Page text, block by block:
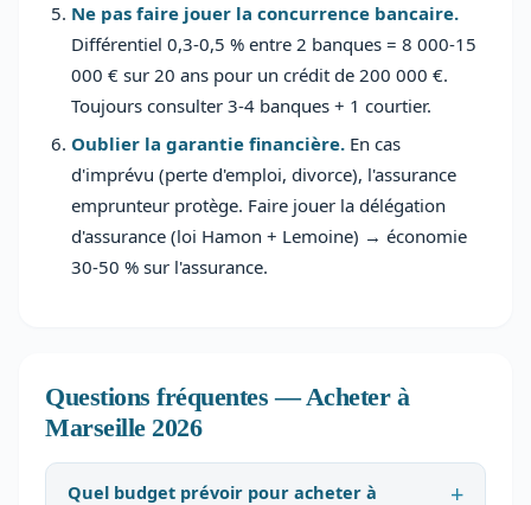
Ne pas faire jouer la concurrence bancaire.
Différentiel 0,3-0,5 % entre 2 banques = 8 000-15
000 € sur 20 ans pour un crédit de 200 000 €.
Toujours consulter 3-4 banques + 1 courtier.
Oublier la garantie financière. En cas
d'imprévu (perte d'emploi, divorce), l'assurance
emprunteur protège. Faire jouer la délégation
d'assurance (loi Hamon + Lemoine) → économie
30-50 % sur l'assurance.
Questions fréquentes — Acheter à
Marseille 2026
Quel budget prévoir pour acheter à